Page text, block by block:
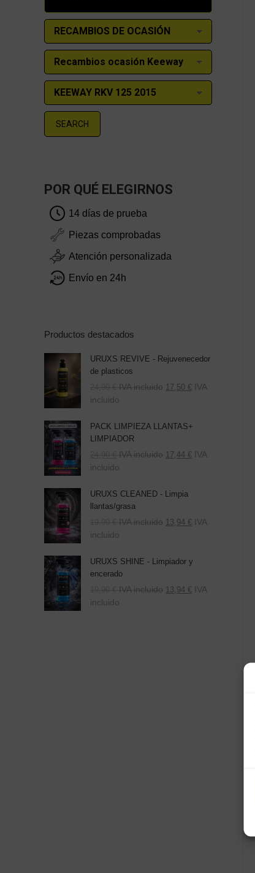
SEARCH
POR QUÉ ELEGIRNOS
14 días de prueba
Piezas comprobadas
Atención personalizada
Envío en 24h
Productos destacados
URUXS REVIVE - Rejuvenecedor
de plasticos
24,99 € IVA incluido 17,50 € IVA
incluido
PACK LIMPIEZA LLANTAS+
LIMPIADOR
El
precio
era:
39,80 €.
24,90 € El
precio
es:
24,90 €.
IVA incluido 17,44 € IVA
incluido
URUXS CLEANED - Limpia
llantas/grasa
19,90 € IVA incluido 13,94 € IVA
incluido
URUXS SHINE - Limpiador y
encerado
19,90 € IVA incluido 13,94 € IVA
incluido